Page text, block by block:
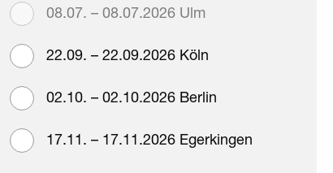
08.07. – 08.07.2026 Ulm
22.09. – 22.09.2026 Köln
02.10. – 02.10.2026 Berlin
17.11. – 17.11.2026 Egerkingen